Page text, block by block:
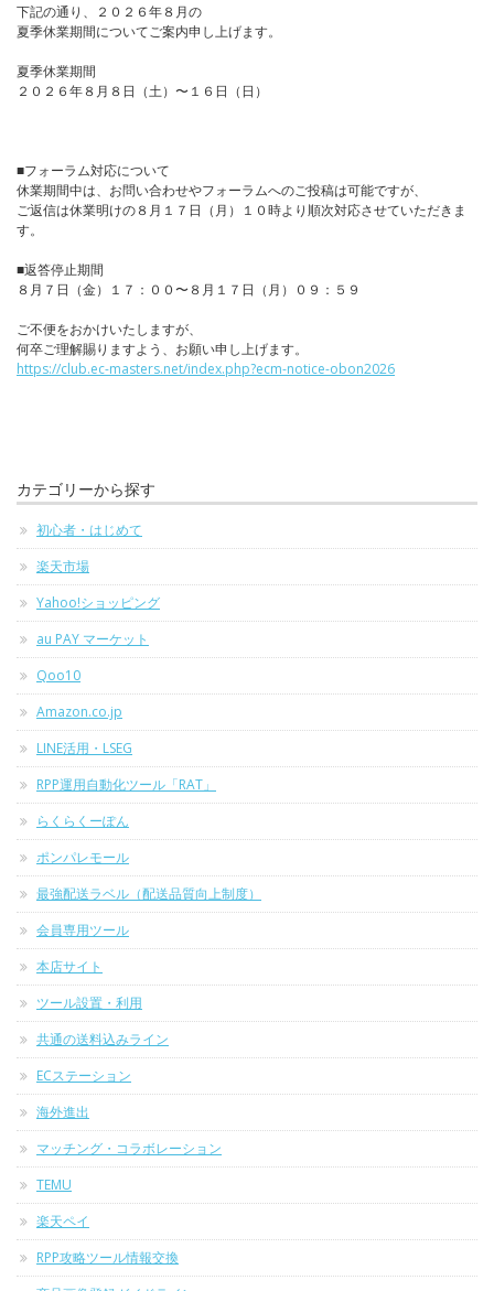
下記の通り、２０２６年８月の
夏季休業期間についてご案内申し上げます。
夏季休業期間
２０２６年８月８日（土）〜１６日（日）
■フォーラム対応について
休業期間中は、お問い合わせやフォーラムへのご投稿は可能ですが、
ご返信は休業明けの８月１７日（月）１０時より順次対応させていただきま
す。
■返答停止期間
８月７日（金）１７：００〜８月１７日（月）０９：５９
ご不便をおかけいたしますが、
何卒ご理解賜りますよう、お願い申し上げます。
https://club.ec-masters.net/index.php?ecm-notice-obon2026
カテゴリーから探す
初心者・はじめて
楽天市場
Yahoo!ショッピング
au PAY マーケット
Qoo10
Amazon.co.jp
LINE活用・LSEG
RPP運用自動化ツール「RAT」
らくらくーぽん
ポンパレモール
最強配送ラベル（配送品質向上制度）
会員専用ツール
本店サイト
ツール設置・利用
共通の送料込みライン
ECステーション
海外進出
マッチング・コラボレーション
TEMU
楽天ペイ
RPP攻略ツール情報交換